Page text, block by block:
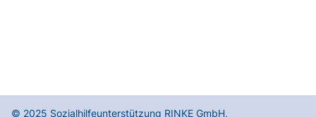
© 2025 Sozialhilfeunterstützung RINKE GmbH,